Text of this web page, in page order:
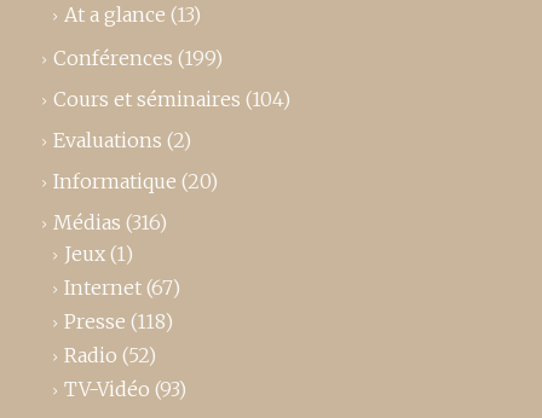
At a glance (13)
Conférences (199)
Cours et séminaires (104)
Evaluations (2)
Informatique (20)
Médias (316)
Jeux (1)
Internet (67)
Presse (118)
Radio (52)
TV-Vidéo (93)